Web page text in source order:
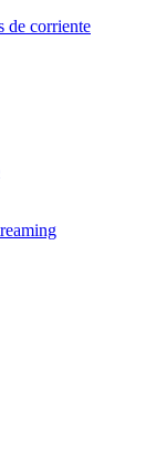
de corriente